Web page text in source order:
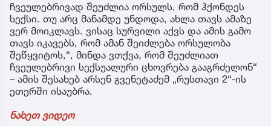
ჩვეულებრივად შეუძლია ორსულს, რომ ჰქონდეს
სექსი. თუ არც მანამდე უნდოდა, ახლა თავს ამაზე
ვერ მოიკლავს. ვისაც სურვილი აქვს და ამის გამო
თავს იკავებს, რომ ამან შეიძლება ორსულობა
შეწყვიტოს,“, მინდა ვთქვა, რომ შეუძლიათ
ჩვეულებრივი სექსუალური ცხოვრება გააგრძელონ“
– ამის შესახებ არსენ გვენეტაძემ „რუსთავი 2“-ის
ეთერში ისაუბრა.
ნახეთ ვიდეო